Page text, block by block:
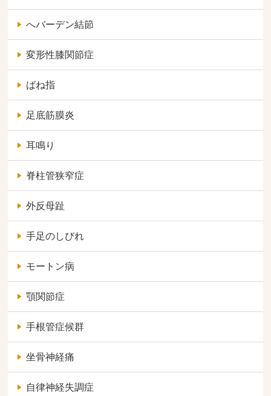
へバーデン結節
変形性膝関節症
ばね指
足底筋膜炎
耳鳴り
脊柱管狭窄症
外反母趾
手足のしびれ
モートン病
顎関節症
手根管症候群
坐骨神経痛
自律神経失調症